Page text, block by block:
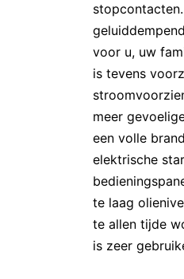
voor u, uw
is tevens
meer
een volle
elektrische
te laag
te allen tijde
is zeer